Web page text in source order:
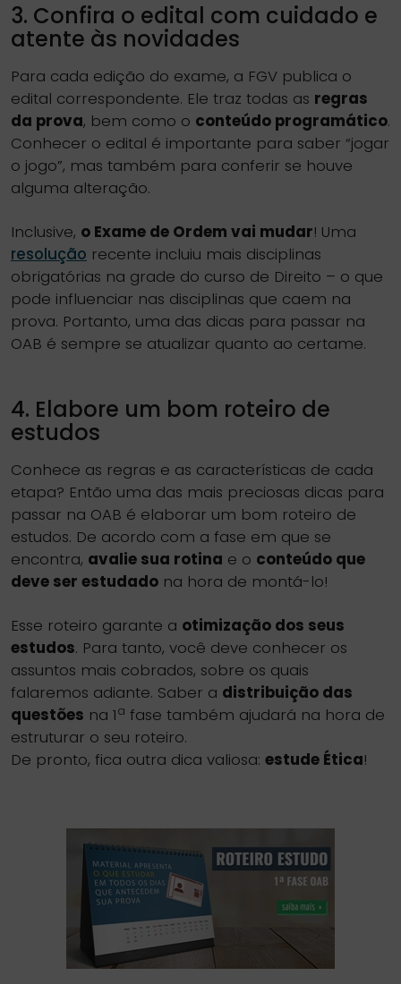
3. Confira o edital com cuidado e
atente às novidades
Para cada edição do exame, a FGV publica o
edital correspondente. Ele traz todas as regras
da prova, bem como o conteúdo programático.
Conhecer o edital é importante para saber “jogar
o jogo”, mas também para conferir se houve
alguma alteração.
Inclusive, o Exame de Ordem vai mudar! Uma
resolução recente incluiu mais disciplinas
obrigatórias na grade do curso de Direito – o que
pode influenciar nas disciplinas que caem na
prova. Portanto, uma das dicas para passar na
OAB é sempre se atualizar quanto ao certame.
4. Elabore um bom roteiro de
estudos
Conhece as regras e as características de cada
etapa? Então uma das mais preciosas dicas para
passar na OAB é elaborar um bom roteiro de
estudos. De acordo com a fase em que se
encontra, avalie sua rotina e o conteúdo que
deve ser estudado na hora de montá-lo!
Esse roteiro garante a otimização dos seus
estudos. Para tanto, você deve conhecer os
assuntos mais cobrados, sobre os quais
falaremos adiante. Saber a distribuição das
questões na 1a fase também ajudará na hora de
estruturar o seu roteiro.
De pronto, fica outra dica valiosa: estude Ética!